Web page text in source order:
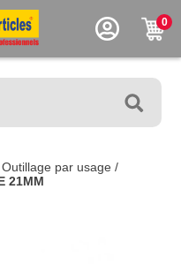
0
Outillage par usage /
21MM